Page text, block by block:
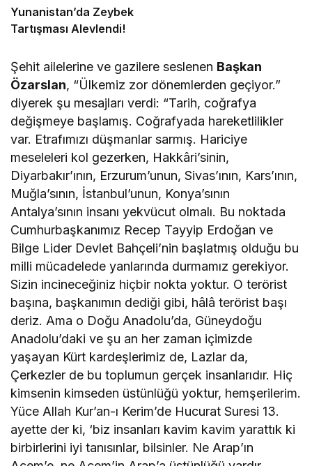
Yunanistan’da Zeybek
Tartışması Alevlendi!
Şehit ailelerine ve gazilere seslenen Başkan
Özarslan, “Ülkemiz zor dönemlerden geçiyor.”
diyerek şu mesajları verdi: “Tarih, coğrafya
değişmeye başlamış. Coğrafyada hareketlilikler
var. Etrafımızı düşmanlar sarmış. Hariciye
meseleleri kol gezerken, Hakkâri’sinin,
Diyarbakır’ının, Erzurum’unun, Sivas’ının, Kars’ının,
Muğla’sının, İstanbul’unun, Konya’sının
Antalya’sının insanı yekvücut olmalı. Bu noktada
Cumhurbaşkanımız Recep Tayyip Erdoğan ve
Bilge Lider Devlet Bahçeli’nin başlatmış olduğu bu
milli mücadelede yanlarında durmamız gerekiyor.
Sizin incineceğiniz hiçbir nokta yoktur. O terörist
başına, başkanımın dediği gibi, hâlâ terörist başı
deriz. Ama o Doğu Anadolu’da, Güneydoğu
Anadolu’daki ve şu an her zaman içimizde
yaşayan Kürt kardeşlerimiz de, Lazlar da,
Çerkezler de bu toplumun gerçek insanlarıdır. Hiç
kimsenin kimseden üstünlüğü yoktur, hemşerilerim.
Yüce Allah Kur’an-ı Kerim’de Hucurat Suresi 13.
ayette der ki, ‘biz insanları kavim kavim yarattık ki
birbirlerini iyi tanısınlar, bilsinler. Ne Arap’ın